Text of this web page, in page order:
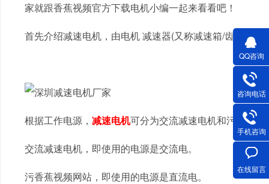
家就跟香蕉视频官方下载电机小编一起来看看吧！
首先介绍减速电机，由电机 减速器(又称减速箱/齿轮箱)组成
根据工作电源， 减速电机可分为交流减速电机和污香蕉视
交流减速电机，即使用的电源是交流电。
污香蕉视频网站，即使用的电源是直流电。
QQ咨询
咨询电话
手机咨询
在线留言